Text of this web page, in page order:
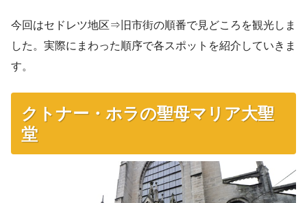
今回はセドレツ地区⇒旧市街の順番で見どころを観光しま
した。実際にまわった順序で各スポットを紹介していきま
す。
クトナー・ホラの聖母マリア大聖
堂